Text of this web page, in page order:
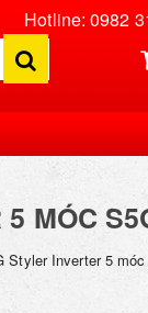
Hotline: 0982
MÓC
Styler Inverter 5